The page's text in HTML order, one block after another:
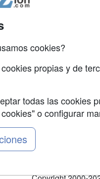
cookies?
propias y de
todas las cookies
o configurar